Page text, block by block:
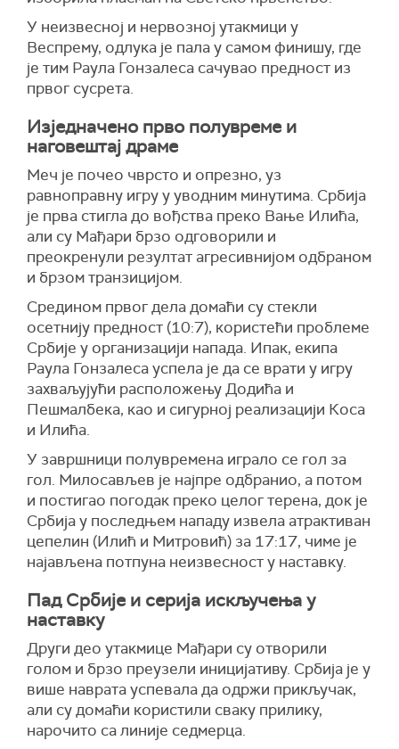
У неизвесној и нервозној утакмици у
Веспрему, одлука је пала у самом финишу, где
је тим Раула Гонзалеса сачувао предност из
првог сусрета.
Изједначено прво полувреме и
наговештај драме
Меч је почео чврсто и опрезно, уз
равноправну игру у уводним минутима. Србија
је прва стигла до вођства преко Вање Илића,
али су Мађари брзо одговорили и
преокренули резултат агресивнијом одбраном
и брзом транзицијом.
Средином првог дела домаћи су стекли
осетнију предност (10:7), користећи проблеме
Србије у организацији напада. Ипак, екипа
Раула Гонзалеса успела је да се врати у игру
захваљујући расположењу Додића и
Пешмалбека, као и сигурној реализацији Коса
и Илића.
У завршници полувремена играло се гол за
гол. Милосављев је најпре одбранио, а потом
и постигао погодак преко целог терена, док је
Србија у последњем нападу извела атрактиван
цепелин (Илић и Митровић) за 17:17, чиме је
најављена потпуна неизвесност у наставку.
Пад Србије и серија искључења у
наставку
Други део утакмице Мађари су отворили
голом и брзо преузели иницијативу. Србија је у
више наврата успевала да одржи прикључак,
али су домаћи користили сваку прилику,
нарочито са линије седмерца.